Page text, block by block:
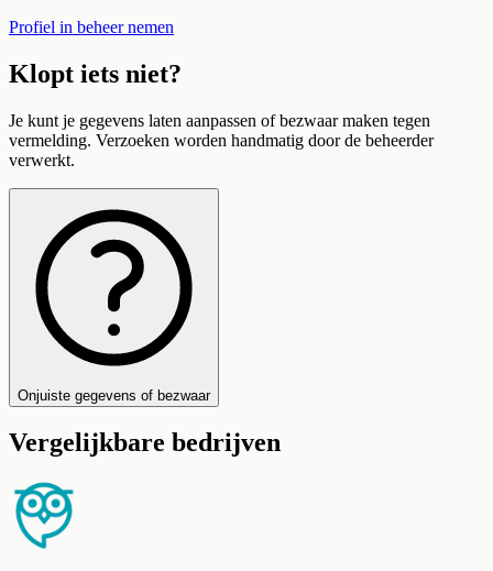
Profiel in beheer nemen
Klopt iets niet?
Je kunt je gegevens laten aanpassen of bezwaar maken tegen
vermelding. Verzoeken worden handmatig door de beheerder
verwerkt.
Onjuiste gegevens of bezwaar
Vergelijkbare bedrijven